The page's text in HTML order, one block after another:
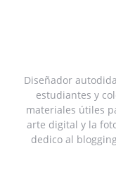
Diseñador
estudiantes y
materiales útiles
arte digital y la
dedico al